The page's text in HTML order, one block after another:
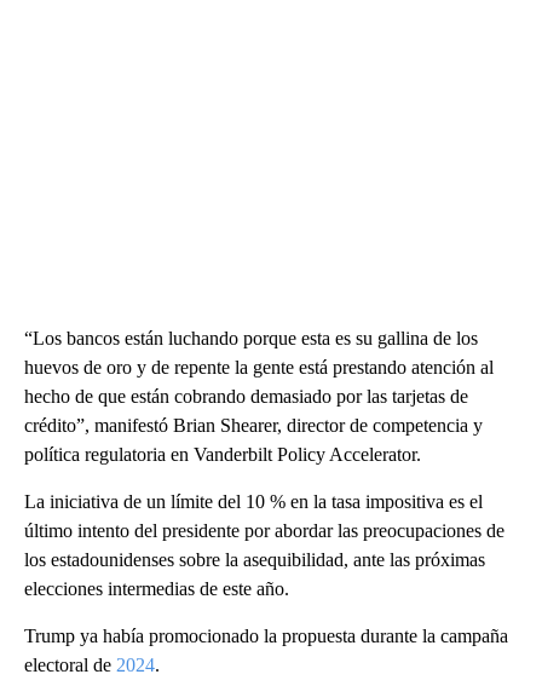
“Los bancos están luchando porque esta es su gallina de los
huevos de oro y de repente la gente está prestando atención al
hecho de que están cobrando demasiado por las tarjetas de
crédito”, manifestó Brian Shearer, director de competencia y
política regulatoria en Vanderbilt Policy Accelerator.
La iniciativa de un límite del 10 % en la tasa impositiva es el
último intento del presidente por abordar las preocupaciones de
los estadounidenses sobre la asequibilidad, ante las próximas
elecciones intermedias de este año.
Trump ya había promocionado la propuesta durante la campaña
electoral de 2024.